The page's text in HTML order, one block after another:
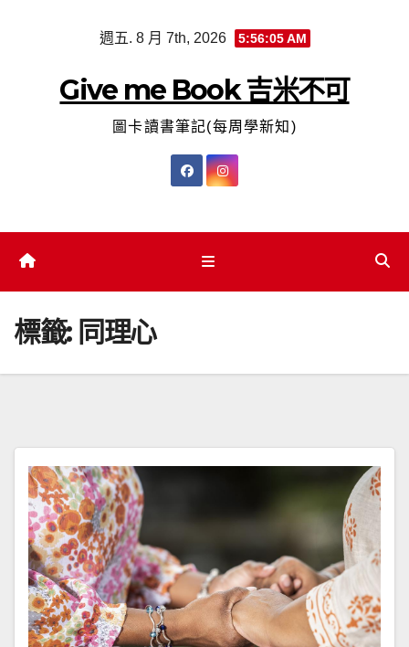
週五. 8 月 7th, 2026 5:56:06 AM
Give me Book 吉米不可
圖卡讀書筆記(每周學新知)
標籤: 同理心